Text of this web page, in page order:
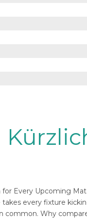
Every Upcoming
every fixture
common. Why